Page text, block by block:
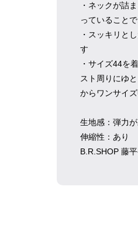
・ネックが詰
っていること
・スッキリと
す
・サイズ44を
スト周りにゆ
からワンサイ
生地感：弾力
伸縮性：あり
B.R.SHOP 藤